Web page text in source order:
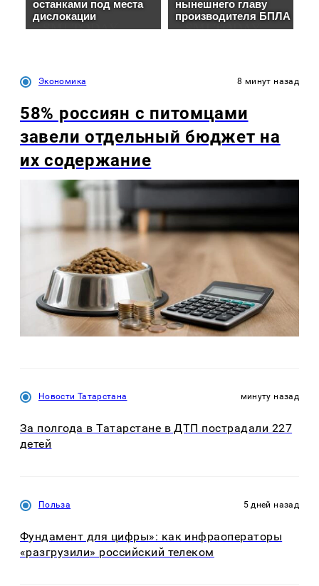
Экономика 8 минут назад
58% россиян с питомцами
завели отдельный бюджет на
их содержание
Новости Татарстана минуту назад
За полгода в Татарстане в ДТП пострадали 227
детей
Польза 5 дней назад
Фундамент для цифры»: как инфраоператоры
«разгрузили» российский телеком